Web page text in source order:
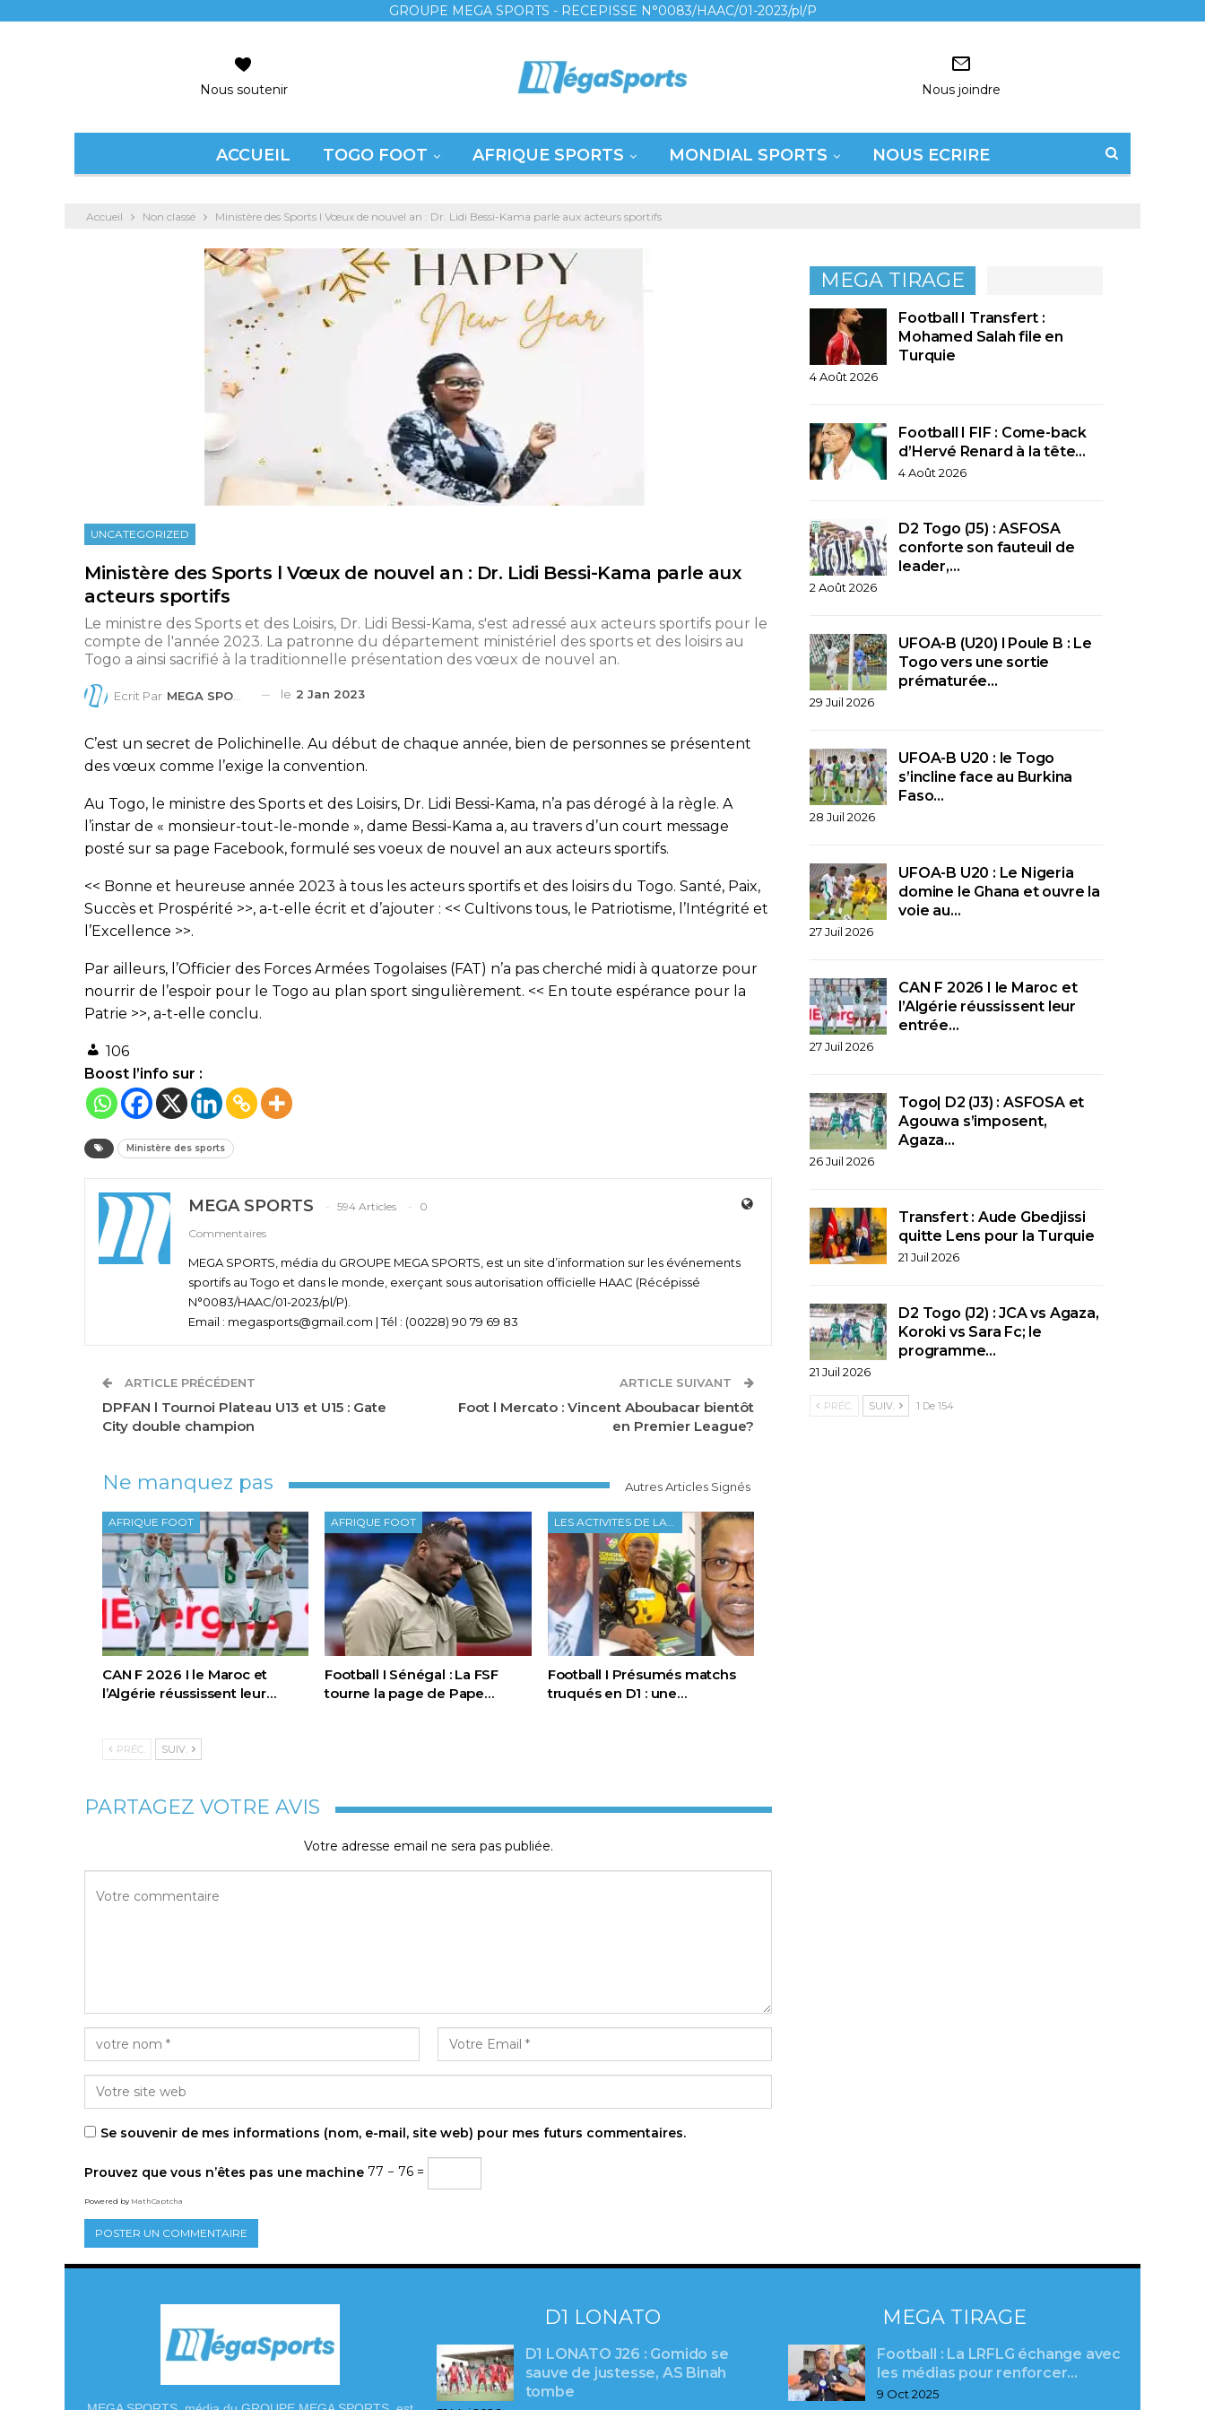
GROUPE MEGA SPORTS - RECEPISSE N°0083/HAAC/01-2023/pl/P
Nous soutenir Nous joindre
ACCUEIL TOGO FOOT AFRIQUE SPORTS MONDIAL SPORTS NOUS ECRIRE
Accueil Non classé Ministère des Sports l Vœux de nouvel an : Dr. Lidi Bessi-Kama parle aux acteurs sportifs
UNCATEGORIZED
Ministère des Sports l Vœux de nouvel an : Dr. Lidi Bessi-Kama parle aux
acteurs sportifs
Le ministre des Sports et des Loisirs, Dr. Lidi Bessi-Kama, s'est adressé aux acteurs sportifs pour le
compte de l'année 2023. La patronne du département ministériel des sports et des loisirs au
Togo a ainsi sacrifié à la traditionnelle présentation des vœux de nouvel an.
Ecrit Par MEGA SPORTS le 2 Jan 2023
C’est un secret de Polichinelle. Au début de chaque année, bien de personnes se présentent
des vœux comme l’exige la convention.
Au Togo, le ministre des Sports et des Loisirs, Dr. Lidi Bessi-Kama, n’a pas dérogé à la règle. A
l’instar de « monsieur-tout-le-monde », dame Bessi-Kama a, au travers d’un court message
posté sur sa page Facebook, formulé ses voeux de nouvel an aux acteurs sportifs.
<< Bonne et heureuse année 2023 à tous les acteurs sportifs et des loisirs du Togo. Santé, Paix,
Succès et Prospérité >>, a-t-elle écrit et d’ajouter : << Cultivons tous, le Patriotisme, l’Intégrité et
l’Excellence >>.
Par ailleurs, l’Officier des Forces Armées Togolaises (FAT) n’a pas cherché midi à quatorze pour
nourrir de l’espoir pour le Togo au plan sport singulièrement. << En toute espérance pour la
Patrie >>, a-t-elle conclu.
106
Boost l’info sur :
Ministère des sports
MEGA SPORTS 594 Articles
0
Commentaires
MEGA SPORTS, média du GROUPE MEGA SPORTS, est un site d’information sur les événements
sportifs au Togo et dans le monde, exerçant sous autorisation officielle HAAC (Récépissé
N°0083/HAAC/01-2023/pl/P).
Email : megasports@gmail.com | Tél : (00228) 90 79 69 83
ARTICLE PRÉCÉDENT
DPFAN l Tournoi Plateau U13 et U15 : Gate
City double champion
ARTICLE SUIVANT
Foot l Mercato : Vincent Aboubacar bientôt
en Premier League?
Ne manquez pas Autres Articles Signés
AFRIQUE FOOT
CAN F 2026 I le Maroc et
l’Algérie réussissent leur…
AFRIQUE FOOT
Football I Sénégal : La FSF
tourne la page de Pape…
Football I Présumés matchs
truqués en D1 : une…
PRÉC. SUIV.
PARTAGEZ VOTRE AVIS
Votre adresse email ne sera pas publiée.
Se souvenir de mes informations (nom, e-mail, site web) pour mes futurs commentaires.
Prouvez que vous n’êtes pas une machine 77 − 76 =
Powered by MathCaptcha
MEGA TIRAGE
Football I Transfert :
Mohamed Salah file en
Turquie
4 Août 2026
Football I FIF : Come-back
d’Hervé Renard à la tête…
4 Août 2026
D2 Togo (J5) : ASFOSA
conforte son fauteuil de
leader,…
2 Août 2026
UFOA-B (U20) l Poule B : Le
Togo vers une sortie
prématurée…
29 Juil 2026
UFOA-B U20 : le Togo
s’incline face au Burkina
Faso…
28 Juil 2026
UFOA-B U20 : Le Nigeria
domine le Ghana et ouvre la
voie au…
27 Juil 2026
CAN F 2026 I le Maroc et
l’Algérie réussissent leur
entrée…
27 Juil 2026
Togo| D2 (J3) : ASFOSA et
Agouwa s’imposent,
Agaza…
26 Juil 2026
Transfert : Aude Gbedjissi
quitte Lens pour la Turquie
21 Juil 2026
D2 Togo (J2) : JCA vs Agaza,
Koroki vs Sara Fc; le
programme…
21 Juil 2026
PRÉC. SUIV. 1 De 154
D1 LONATO
D1 LONATO J26 : Gomido se
sauve de justesse, AS Binah
tombe
MEGA TIRAGE
Football : La LRFLG échange avec
les médias pour renforcer…
9 Oct 2025